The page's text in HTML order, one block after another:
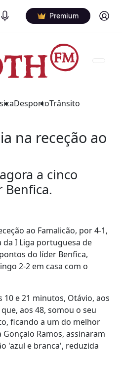
Podcasts Premium Log in
DesportoTrânsito
na receção ao
a cinco
ao Famalicão, por 4-1,
da I Liga portuguesa de
do líder Benfica,
2-2 em casa com o
10 e 21 minutos, Otávio, aos
aos 48, somou o seu
ficando a um do melhor
Ramos, assinaram
'azul e branca', reduzida